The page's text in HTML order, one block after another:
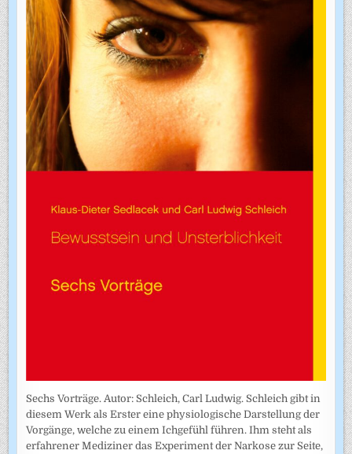
Sechs Vorträge. Autor: Schleich, Carl Ludwig. Schleich gibt in
diesem Werk als Erster eine physiologische Darstellung der
Vorgänge, welche zu einem Ichgefühl führen. Ihm steht als
erfahrener Mediziner das Experiment der Narkose zur Seite,